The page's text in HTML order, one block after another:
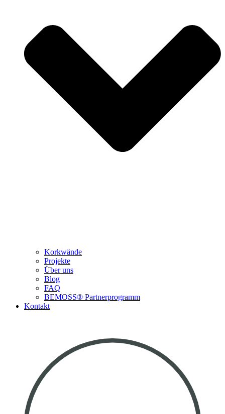
Korkwände
Projekte
Über uns
Blog
FAQ
BEMOSS® Partnerprogramm​
Kontakt